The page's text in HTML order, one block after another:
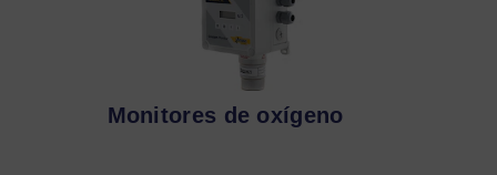
Monitores de oxígeno